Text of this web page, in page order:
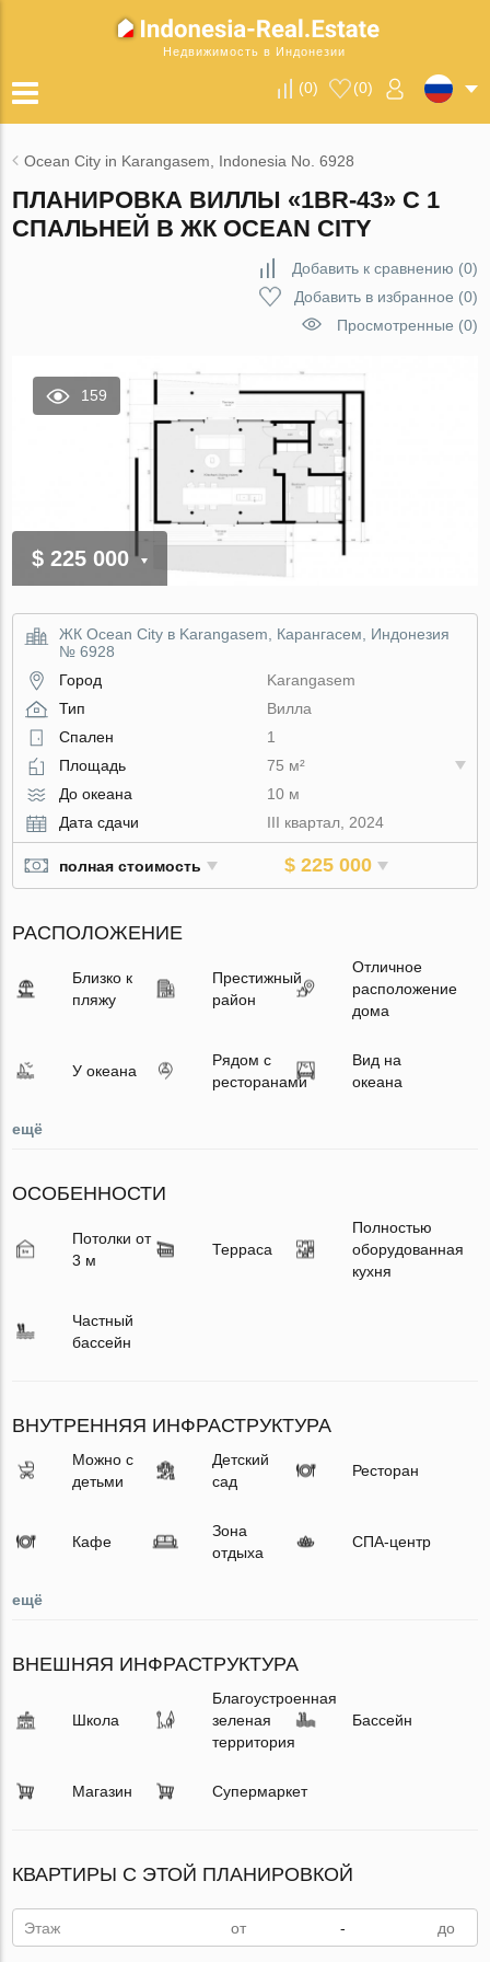
Недвижимость в Индонезии
(0) (0)
Ocean City in Karangasem, Indonesia No. 6928
ПЛАНИРОВКА ВИЛЛЫ «1BR-43» С 1
СПАЛЬНЕЙ В ЖК OCEAN CITY
Добавить к сравнению (0)
Добавить в избранное (0)
Просмотренные (0)
159
$ 225 000
ЖК Ocean City в Karangasem, Карангасем, Индонезия
№ 6928
Город
Karangasem
Тип
Вилла
Спален
1
Площадь
75 м²
До океана
10 м
Дата сдачи
III квартал, 2024
полная стоимость $ 225 000
РАСПОЛОЖЕНИЕ
Близко к
пляжу
Престижный
район
Отличное
расположение
дома
У океана
Рядом с
ресторанами
Вид на
океана
ещё
ОСОБЕННОСТИ
Потолки от
3 м
Терраса
Полностью
оборудованная
кухня
Частный
бассейн
ВНУТРЕННЯЯ ИНФРАСТРУКТУРА
Можно с
детьми
Детский
сад
Ресторан
Кафе
Зона
отдыха
СПА-центр
ещё
ВНЕШНЯЯ ИНФРАСТРУКТУРА
Школа
Благоустроенная
зеленая
территория
Бассейн
Магазин Супермаркет
КВАРТИРЫ С ЭТОЙ ПЛАНИРОВКОЙ
Этаж -